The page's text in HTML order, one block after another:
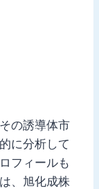
の誘導体市
に分析して
フィールも
、旭化成株